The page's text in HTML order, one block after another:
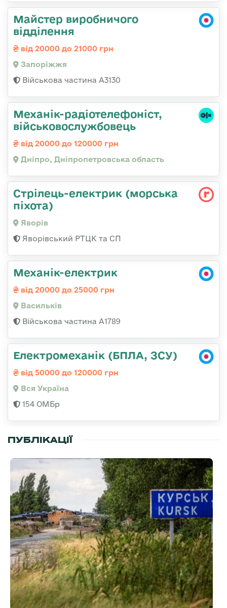
Майстер виробничого
відділення
від 20000 до 21000 грн
Запоріжжя
Військова частина А3130
Механік-радіотелефоніст,
військовослужбовець
від 20000 до 120000 грн
Дніпро, Дніпропетровська область
Стрілець-електрик (морська
піхота)
Яворів
Яворівський РТЦК та СП
Механік-електрик
від 20000 до 25000 грн
Васильків
Військова частина А1789
Електромеханік (БПЛА, ЗСУ)
від 50000 до 120000 грн
Вся Україна
154 ОМБр
ПУБЛІКАЦІЇ